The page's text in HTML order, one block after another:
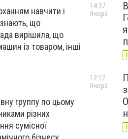
навчити і
що
вирішила, що
із товаром, інші
группу по цьому
різних
сумісної
14:37
Вчора
12:12
Вчора